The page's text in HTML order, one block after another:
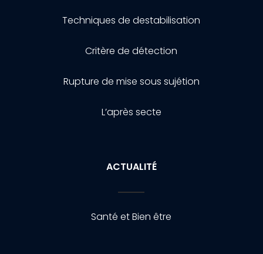
Techniques de destabilisation
Critère de détection
Rupture de mise sous sujétion
L’après secte
ACTUALITÉ
Santé et Bien être